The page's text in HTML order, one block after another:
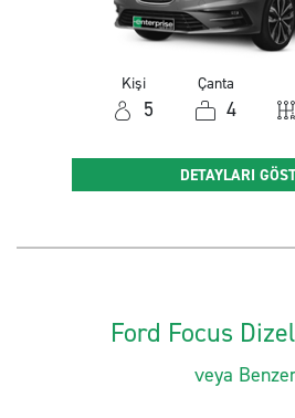
Kişi
5
Çanta
4
DETAYLARI
Ford Focus
veya